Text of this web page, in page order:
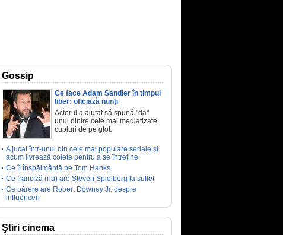
Gossip
Ce face Adam Sandler în timpul
liber: oficiază nunţi
Actorul a ajutat să spună "da"
unul dintre cele mai mediatizate
cupluri de pe glob
A jucat într-unul din cele mai populare seriale şi
acum livrează colete pentru a se întreţine
Ce îl înspăimântă pe Tom Hanks
Ce franciză (nu) are Steven Spielberg la suflet
Ce părere are Robert Downey Jr. despre
influenceri
Ştiri cinema